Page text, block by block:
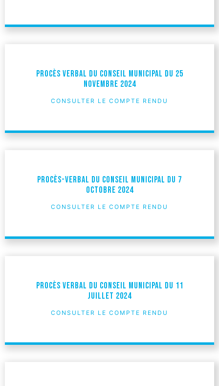
Procès verbal du Conseil Municipal du 25
novembre 2024
CONSULTER LE COMPTE RENDU
Procès-verbal du Conseil Municipal du 7
octobre 2024
CONSULTER LE COMPTE RENDU
Procès verbal du Conseil Municipal du 11
juillet 2024
CONSULTER LE COMPTE RENDU